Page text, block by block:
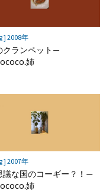
] 2008年
クランペット—
姉
] 2007年
議な国のコーギー？！—
姉